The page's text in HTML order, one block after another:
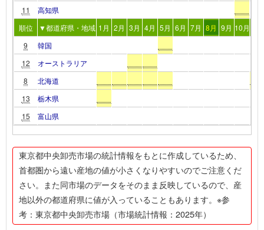
11
高知県
順位
▼都道府県・地域 1月 2月 3月 4月 5月 6月 7月 8月 9月 10月
9
韓国
12
オーストラリア
8
北海道
13
栃木県
15
富山県
東京都中央卸売市場の統計情報をもとに作成しているため、
首都圏から遠い産地の値が小さくなりやすいのでご注意くだ
さい。また同市場のデータをそのまま反映しているので、産
地以外の都道府県に値が入っていることもあります。※参
考：東京都中央卸売市場（市場統計情報：2025年）